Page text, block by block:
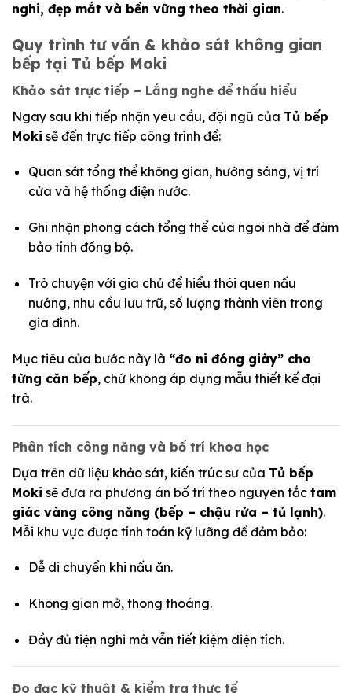
nghi, đẹp mắt và bền vững theo thời gian.
Quy trình tư vấn & khảo sát không gian
bếp tại Tủ bếp Moki
Khảo sát trực tiếp – Lắng nghe để thấu hiểu
Ngay sau khi tiếp nhận yêu cầu, đội ngũ của Tủ bếp
Moki sẽ đến trực tiếp công trình để:
Quan sát tổng thể không gian, hướng sáng, vị trí
cửa và hệ thống điện nước.
Ghi nhận phong cách tổng thể của ngôi nhà để đảm
bảo tính đồng bộ.
Trò chuyện với gia chủ để hiểu thói quen nấu
nướng, nhu cầu lưu trữ, số lượng thành viên trong
gia đình.
Mục tiêu của bước này là “đo ni đóng giày” cho
từng căn bếp, chứ không áp dụng mẫu thiết kế đại
trà.
Phân tích công năng và bố trí khoa học
Dựa trên dữ liệu khảo sát, kiến trúc sư của Tủ bếp
Moki sẽ đưa ra phương án bố trí theo nguyên tắc tam
giác vàng công năng (bếp – chậu rửa – tủ lạnh).
Mỗi khu vực được tính toán kỹ lưỡng để đảm bảo:
Dễ di chuyển khi nấu ăn.
Không gian mở, thông thoáng.
Đầy đủ tiện nghi mà vẫn tiết kiệm diện tích.
Đo đạc kỹ thuật & kiểm tra thực tế